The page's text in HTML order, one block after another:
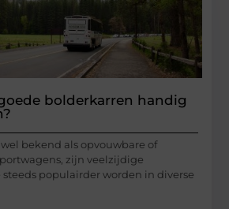
bolderkarren handig
bekend als opvouwbare of
zijn veelzijdige
populairder worden in diverse